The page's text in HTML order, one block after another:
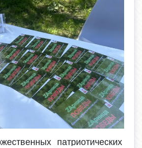
патриотических